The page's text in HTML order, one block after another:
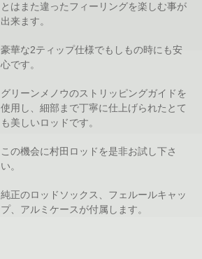
とはまた違ったフィーリングを楽しむ事が
出来ます。
豪華な2ティップ仕様でもしもの時にも安
心です。
グリーンメノウのストリッピングガイドを
使用し、細部まで丁寧に仕上げられたとて
も美しいロッドです。
この機会に村田ロッドを是非お試し下さ
い。
純正のロッドソックス、フェルールキャッ
プ、アルミケースが付属します。